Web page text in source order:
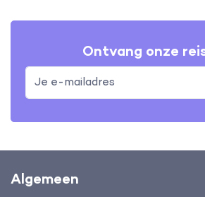
Ontvang onze
Algemeen